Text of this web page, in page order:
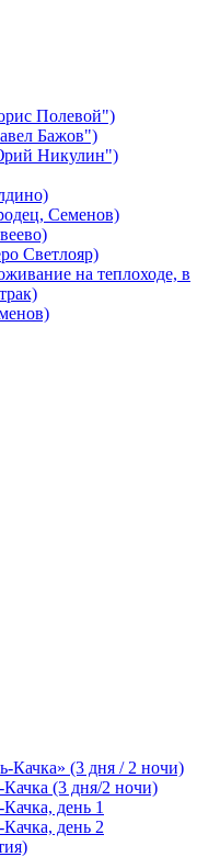
Полевой")
Бажов")
Никулин")
Семенов)
Светлояр)
на теплоходе, в
Качка» (3 дня / 2 ночи)
(3 дня/2 ночи)
день 1
день 2